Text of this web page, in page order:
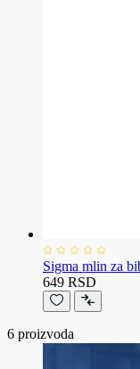
Sigma mlin za
649 RSD
6 proizvoda